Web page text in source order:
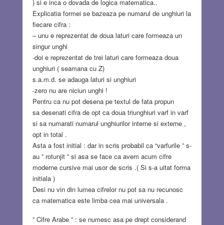
) si e inca o dovada de logica matematica..
Explicatia formei se bazeaza pe numarul de unghiuri la
fiecare cifra :
– unu e reprezentat de doua laturi care formeaza un
singur unghi
-doi e reprezentat de trei laturi care formeaza doua
unghiuri ( seamana cu Z)
s.a.m.d. se adauga laturi si unghiuri
-zero nu are niciun unghi !
Pentru ca nu pot desena pe textul de fata propun
sa desenati cifra de opt ca doua triunghiuri varf in varf
si sa numarati numarul unghiurilor interne si externe ,
opt in total .
Asta a fost initial : dar in scris probabil ca “varfurile ” s-
au ” rotunjit ” si asa se face ca avem acum cifre
moderne cursive mai usor de scris .( Si s-a uitat forma
initiala )
Desi nu vin din lumea cifrelor nu pot sa nu recunosc
ca matematica este limba cea mai universala .
” Cifre Arabe ” : se numesc asa pe drept considerand